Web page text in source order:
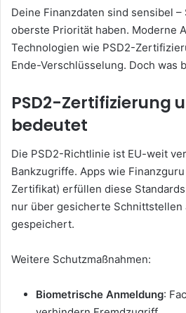
Deine Finanzdaten sind sensibel
oberste Priorität haben. Moderne
Technologien wie PSD2-
Ende-Verschlüsselung. Doch was
PSD2-Zertifizierung
bedeutet
Die PSD2-Richtlinie ist EU-weit
Bankzugriffe. Apps wie
Zertifikat) erfüllen diese
nur über gesicherte
gespeichert.
Weitere Schutzmaßnahmen:
Biometrische Anmeldung: